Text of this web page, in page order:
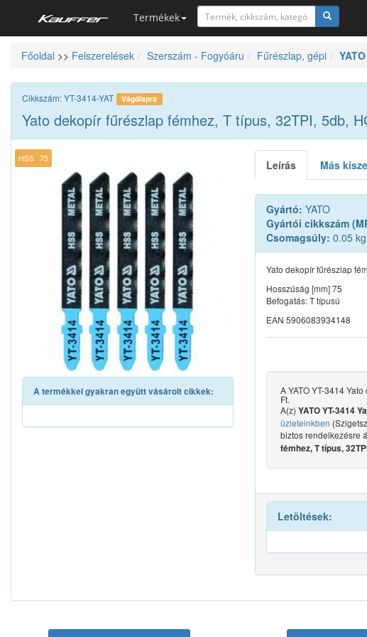
Termékek
Szerszámkatalógus
Kosár
Alkatrészek
Főoldal >> Felszerelések Szerszám - Fogyóáru Fűrészlap, gépi
Cikkszám: YT-3414-YAT Vágólapra
Yato dekopír fűrészlap fémhez, T típus, 32TPI, 5db,
HSS 75
A termékkel gyakran együtt vásárolt cikkek:
Leírás Más
Gyártó: YATO
Gyártói cikkszám
Csomagsúly: 0.05 kg
Yato dekopír fűrészlap
Hosszúság [mm] 75
Befogatás: T típusú
EAN 5906083934148
A YATO YT-3414
Ft.
A(z) YATO YT-3414
üzleteinkben
biztos rendelkezésre
fémhez, T típus,
Letöltések: